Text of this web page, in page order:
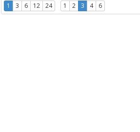
1 3 6 12 24 1 2 3 4 6